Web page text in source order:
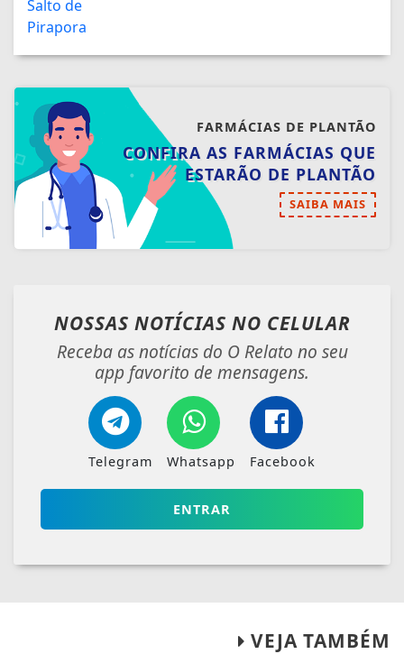
FARMÁCIAS DE PLANTÃO
CONFIRA AS FARMÁCIAS QUE
ESTARÃO DE PLANTÃO
SAIBA MAIS
NOSSAS NOTÍCIAS NO CELULAR
Receba as notícias do O Relato no seu
app favorito de mensagens.
Telegram Whatsapp Facebook
ENTRAR
VEJA TAMBÉM